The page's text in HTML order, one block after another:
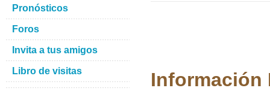
Información
Pronósticos
Foros
Invita a tus amigos
Libro de visitas